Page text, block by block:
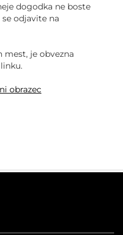
dogodka ne boste
odjavite na
mest, je obvezna
obrazec